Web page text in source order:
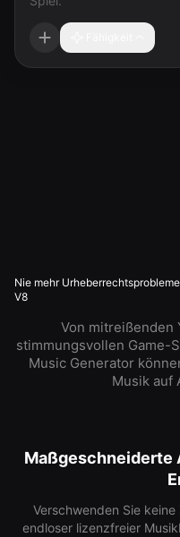
Nie mehr
V8
Von mitreißenden
stimmungsvollen Game-
Music Generator
Musik auf
Maßgeschneiderte
Verschwenden Sie
endloser lizenzfreier